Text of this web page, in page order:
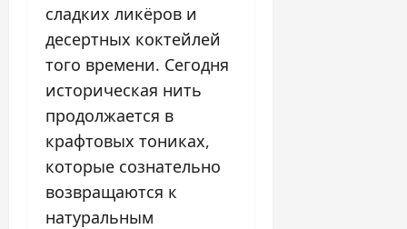
сладких ликёров и
десертных коктейлей
того времени. Сегодня
историческая нить
продолжается в
крафтовых тониках,
которые сознательно
возвращаются к
натуральным